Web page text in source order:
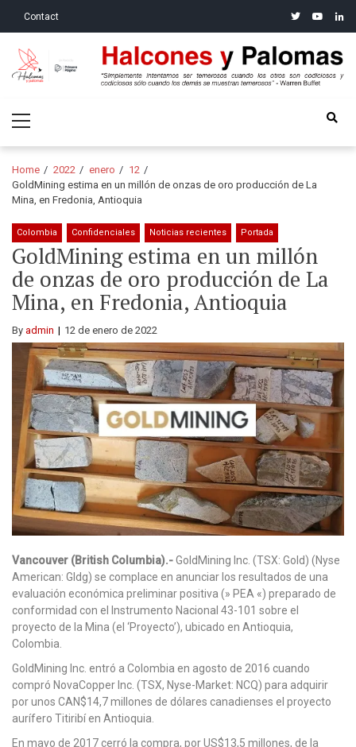
Contact twitteryoutube
Halcones y Palomas
Menu
Home 2022 enero
12
GoldMining estima en un millón de onzas de oro producción de La
Mina, en Fredonia, Antioquia
Colombia Confidenciales Noticias recientes Portada
GoldMining estima en un millón
de onzas de oro producción de La
Mina, en Fredonia, Antioquia
By admin 12 de enero de 2022
Vancouver (British Columbia).-GoldMining Inc. (TSX: Gold) (Nyse
American: Gldg) se complace en anunciar los resultados de una
evaluación económica preliminar positiva (» PEA «) preparado de
conformidad con el Instrumento Nacional 43-101 sobre el
proyecto de la Mina (el ‘Proyecto’), ubicado en Antioquia,
Colombia.
GoldMining Inc. entró a Colombia en agosto de 2016 cuando
compró NovaCopper Inc. (TSX, Nyse-Market: NCQ) para adquirir
por unos CAN$14,7 millones de dólares canadienses el proyecto
aurífero Titiribí en Antioquia.
En mayo de 2017 cerró la compra, por US$13,5 millones, de la